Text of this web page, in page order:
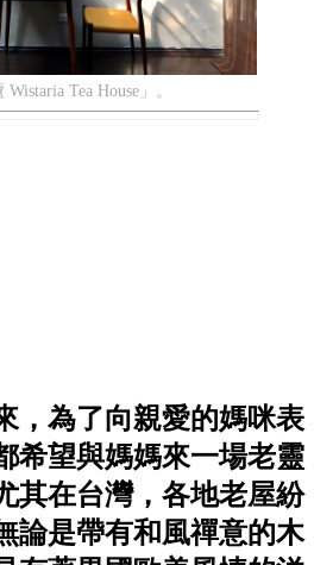
Tea House」。
，為了向親愛的媽咪表
希望與媽媽來一場老靈
其在台灣，各地老屋紛
論是帶有和風禪意的木